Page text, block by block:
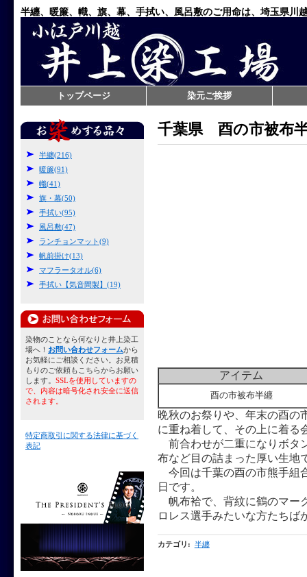
半纏、暖簾、幟、旗、幕、手拭い、風呂敷のご用命は、埼玉県
トップページ 染元ご挨拶
千葉県 酉の市被布
アイテム
酉の市被布半纏
晩秋のお祭りや、年末の酉の
に重ね着して、その上に着る
前合わせが二重になりボタ
布など目の詰まった厚い生地
今回は千葉の酉の市熊手組
日です。
帆布袷で、背紋に鶴のマー
ロレス選手みたいな方たちば
カテゴリ : 半纏
半纏(216)
暖簾(91)
幟(41)
旗・幕(50)
手拭い(95)
風呂敷(47)
ランチョンマット(9)
帆前掛け(13)
マフラータオル(6)
手拭い【気音間製】(19)
染物のことなら何なりと井上染工
場へ！ お問い合わせフォームから
お気軽にご相談ください。お見積
もりのご依頼もこちらからお願い
します。 SSLを使用していますの
で、内容は暗号化され安全に送信
されます。
特定商取引に関する法律に基づく
表記